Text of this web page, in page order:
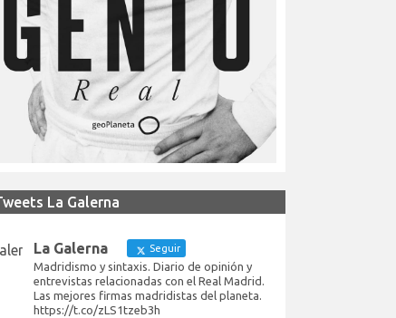
La Galerna
La Galerna Seguir
Madridismo y sintaxis. Diario de opinión y
entrevistas relacionadas con el Real Madrid.
Las mejores firmas madridistas del planeta.
https://t.co/zLS1tzeb3h